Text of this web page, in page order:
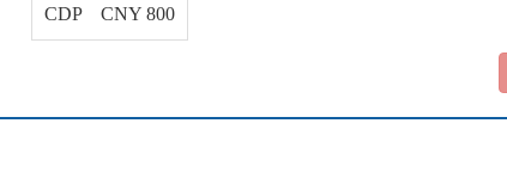
CDP CNY 800